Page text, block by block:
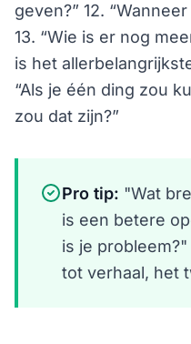
geven?” 12.
13. “Wie is er nog
is het
“Als je één ding zou
zou dat zijn?”
Pro tip: "Wat
is een betere
is je
tot verhaal, het